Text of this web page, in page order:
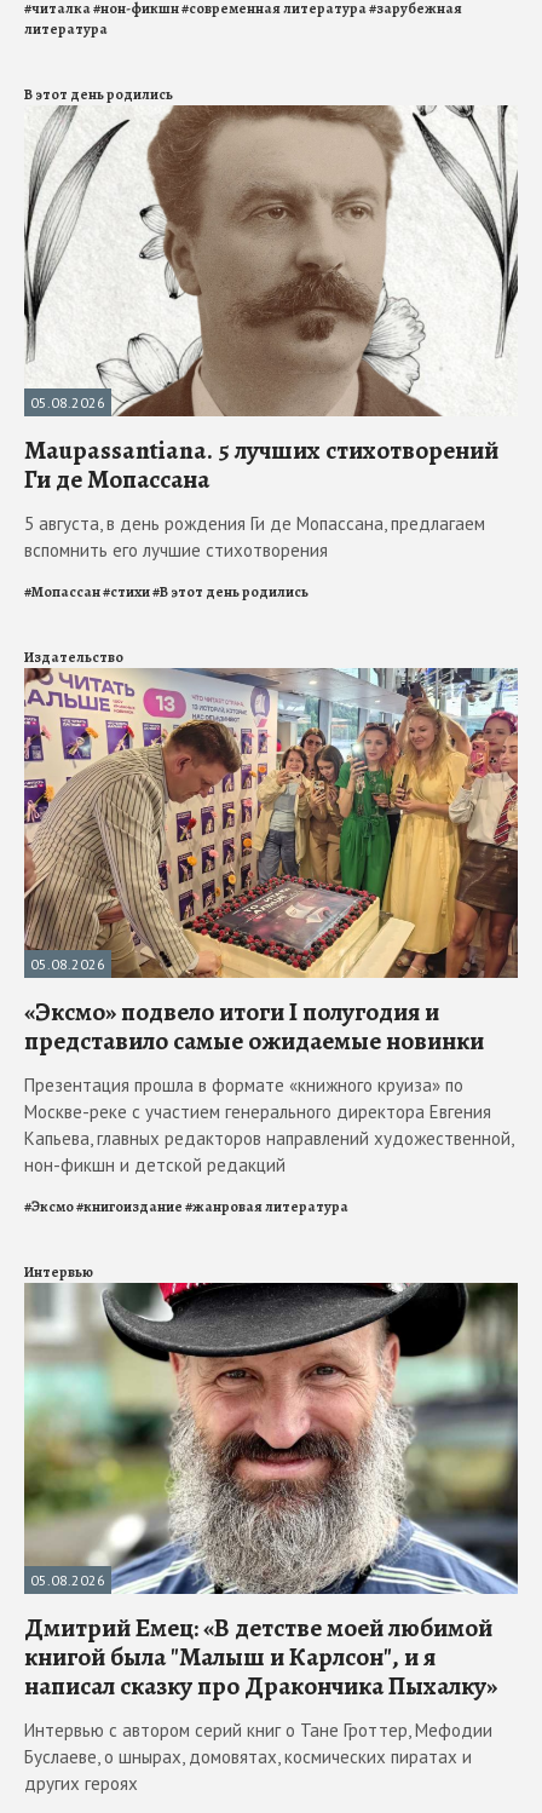
#читалка#нон-фикшн#современная литература#зарубежная
литература
В этот день родились
05.08.2026
Maupassantiana. 5 лучших стихотворений
Ги де Мопассана
5 августа, в день рождения Ги де Мопассана, предлагаем
вспомнить его лучшие стихотворения
#Мопассан#стихи#В этот день родились
Издательство
05.08.2026
«Эксмо» подвело итоги I полугодия и
представило самые ожидаемые новинки
Презентация прошла в формате «книжного круиза» по
Москве-реке с участием генерального директора Евгения
Капьева, главных редакторов направлений художественной,
нон-фикшн и детской редакций
#Эксмо#книгоиздание#жанровая литература
Интервью
05.08.2026
Дмитрий Емец: «В детстве моей любимой
книгой была "Малыш и Карлсон", и я
написал сказку про Дракончика Пыхалку»
Интервью с автором серий книг о Тане Гроттер, Мефодии
Буслаеве, о шнырах, домовятах, космических пиратах и
других героях